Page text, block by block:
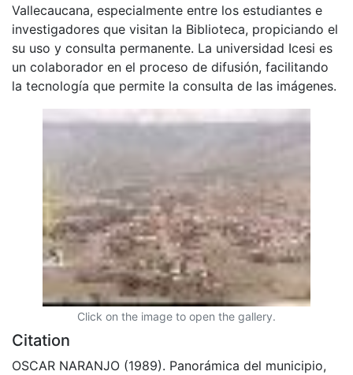
Vallecaucana, especialmente entre los estudiantes e
investigadores que visitan la Biblioteca, propiciando el
su uso y consulta permanente. La universidad Icesi es
un colaborador en el proceso de difusión, facilitando
la tecnología que permite la consulta de las imágenes.
Click on the image to open the gallery.
Citation
OSCAR NARANJO (1989). Panorámica del municipio,